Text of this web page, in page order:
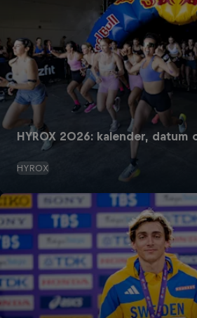
HYROX 2026: kalender, datum
HYROX